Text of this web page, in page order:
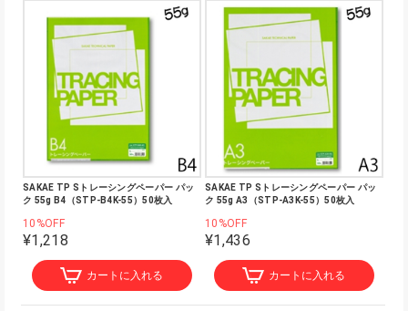
SAKAE TP Sトレーシングペーパー パッ
ク 55g B4（STP-B4K-55）50枚入
10%OFF
¥1,218
カートに入れる
SAKAE TP Sトレーシングペーパー パッ
ク 55g A3（STP-A3K-55）50枚入
10%OFF
¥1,436
カートに入れる